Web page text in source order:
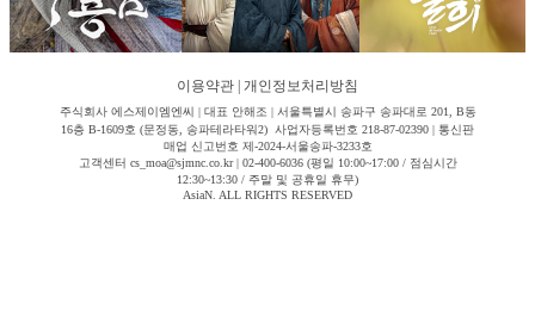
이용약관 개인정보처리방침
주식회사 에스제이엠엔씨 | 대표 안해조 | 서울특별시 송파구 송파대로 201, B동
16층 B-1609호 (문정동, 송파테라타워2) 사업자등록번호 218-87-02390 | 통신판
매업 신고번호 제-2024-서울송파-3233호
고객센터 cs_moa@sjmnc.co.kr | 02-400-6036 (평일 10:00~17:00 / 점심시간
12:30~13:30 / 주말 및 공휴일 휴무)
AsiaN. ALL RIGHTS RESERVED